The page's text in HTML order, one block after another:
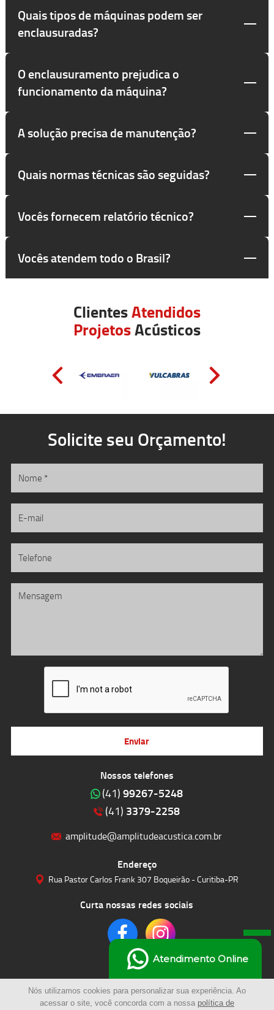
Quais tipos de máquinas podem ser
enclausuradas?
O enclausuramento prejudica o
funcionamento da máquina?
A solução precisa de manutenção?
Quais normas técnicas são seguidas?
Vocês fornecem relatório técnico?
Vocês atendem todo o Brasil?
ClientesAtendidos
ProjetosAcústicos
Nossos telefones
(41) 99267-5248
(41) 3379-2258
amplitude@amplitudeacustica.com.br
Endereço
Rua Pastor Carlos Frank 307 Boqueirão - Curitiba-PR
Curta nossas redes sociais
Solicite seu Orçamento!
Enviar
Atendimento Online
Nós utilizamos cookies para personalizar sua experiência. Ao
acessar o site, você concorda com a nossa política de